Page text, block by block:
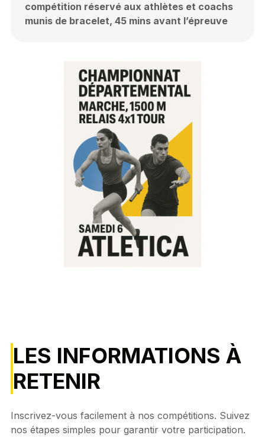
compétition réservé aux athlètes et coachs
munis de bracelet, 45 mins avant l’épreuve
LES INFORMATIONS À
RETENIR
Inscrivez-vous facilement à nos compétitions. Suivez
nos étapes simples pour garantir votre participation.